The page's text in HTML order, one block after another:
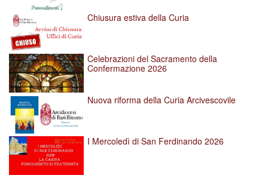
Chiusura estiva della Curia
Celebrazioni del Sacramento della
Confermazione 2026
Nuova riforma della Curia Arcivescovile
I Mercoledì di San Ferdinando 2026